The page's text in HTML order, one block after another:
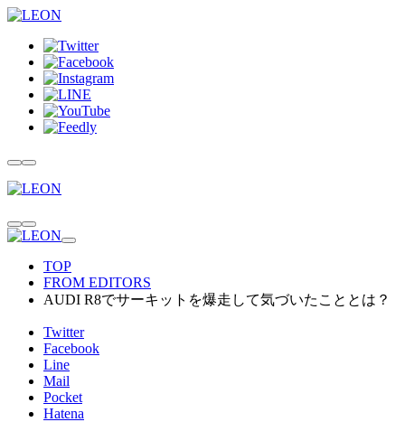
TOP
FROM EDITORS
AUDI R8でサーキットを爆走して気づいたこととは？
Twitter
Facebook
Line
Mail
Pocket
Hatena